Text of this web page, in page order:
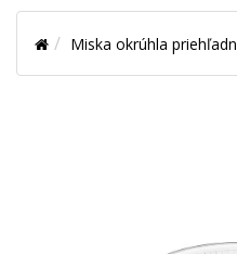
V
KATEGÓRIÁCH
Miska okrúhla